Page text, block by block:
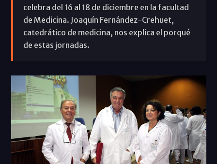
celebra del 16 al 18 de diciembre en la facultad
de Medicina. Joaquín Fernández-Crehuet,
catedrático de medicina, nos explica el porqué
de estas jornadas.